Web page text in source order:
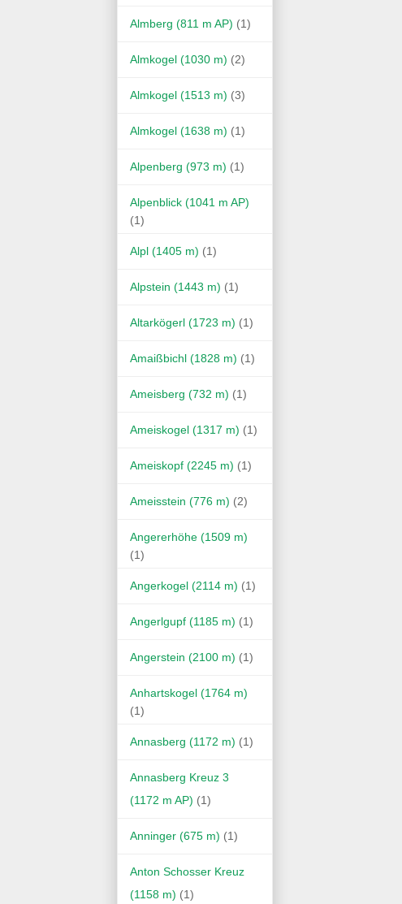
Almberg (811 m AP) (1)
Almkogel (1030 m) (2)
Almkogel (1513 m) (3)
Almkogel (1638 m) (1)
Alpenberg (973 m) (1)
Alpenblick (1041 m AP)
(1)
Alpl (1405 m) (1)
Alpstein (1443 m) (1)
Altarkögerl (1723 m) (1)
Amaißbichl (1828 m) (1)
Ameisberg (732 m) (1)
Ameiskogel (1317 m) (1)
Ameiskopf (2245 m) (1)
Ameisstein (776 m) (2)
Angererhöhe (1509 m)
(1)
Angerkogel (2114 m) (1)
Angerlgupf (1185 m) (1)
Angerstein (2100 m) (1)
Anhartskogel (1764 m)
(1)
Annasberg (1172 m) (1)
Annasberg Kreuz 3
(1172 m AP) (1)
Anninger (675 m) (1)
Anton Schosser Kreuz
(1158 m) (1)